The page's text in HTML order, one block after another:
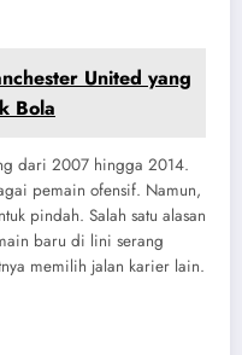
United yang
Bola
dari 2007 hingga 2014.
pemain ofensif. Namun,
pindah. Salah satu alasan
baru di lini serang
memilih jalan karier lain.